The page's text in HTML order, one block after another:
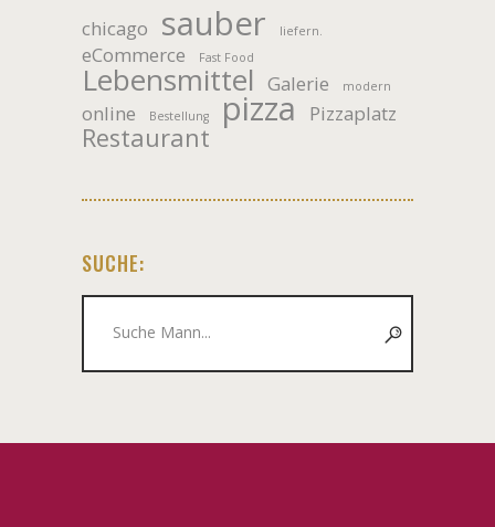
chicago sauber liefern.
eCommerce Fast Food
Lebensmittel Galerie modern
online Bestellung pizza Pizzaplatz
Restaurant
SUCHE:
nach: